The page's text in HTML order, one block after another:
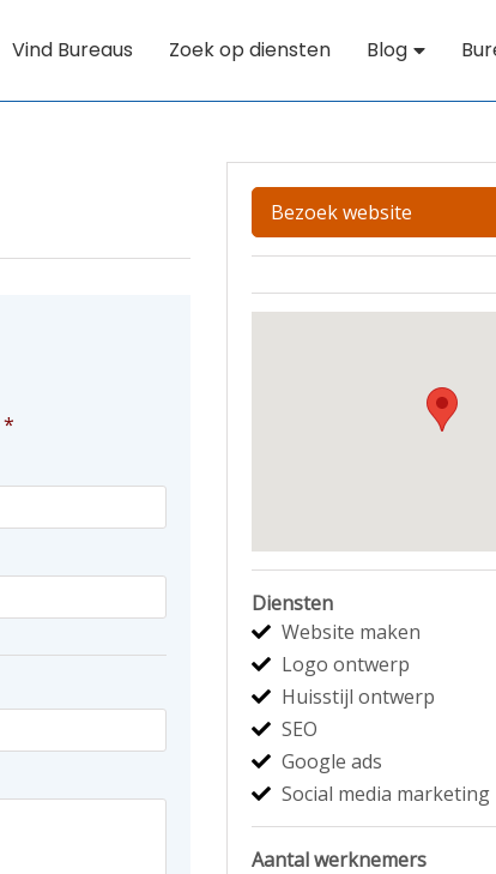
Vind Bureaus Zoek op diensten Blog
*
Bezoek website
Diensten
Website maken
Logo ontwerp
Huisstijl ontwerp
SEO
Google ads
Social media marketing
Aantal werknemers